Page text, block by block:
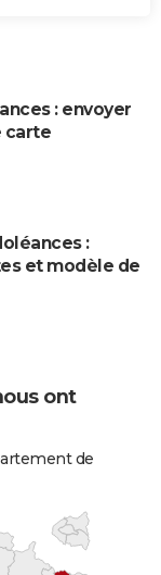
: envoyer
carte
:
et modèle de
ont
de